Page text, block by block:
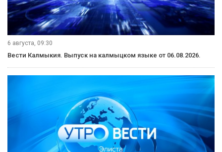
6 августа, 09:30
Вести Калмыкия. Выпуск на калмыцком языке от 06.08.2026.